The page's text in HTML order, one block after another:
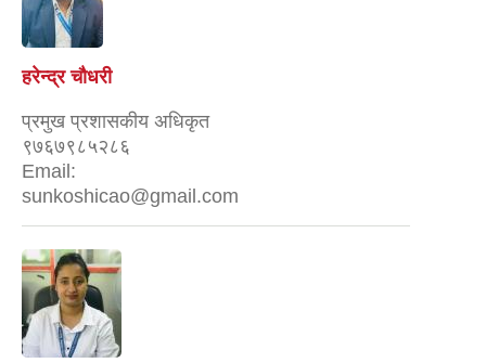
हरेन्द्र चौधरी
प्रमुख प्रशासकीय अधिकृत
९७६७९८५२८६
Email:
sunkoshicao@gmail.com